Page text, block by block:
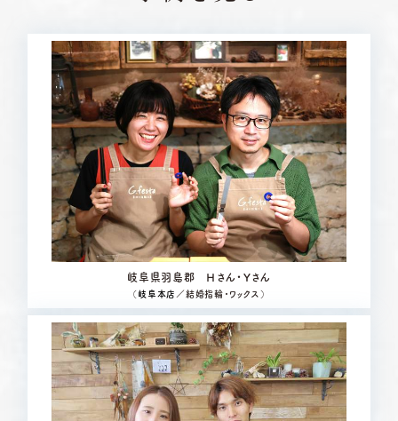
岐阜県羽島郡 Ｈさん・Ｙさん
（岐阜本店 ／結婚指輪・ワックス）